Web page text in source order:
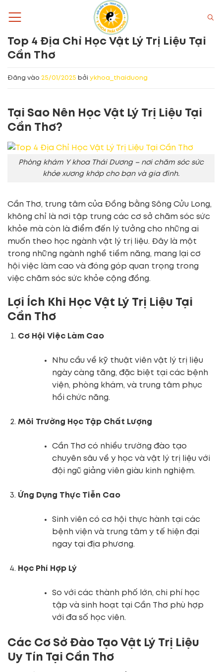
qua
dung
Top 4 Địa Chỉ Học Vật Lý Trị Liệu Tại
Cần Thơ
Đăng vào 25/01/2025 bởi ykhoa_thaiduong
Tại Sao Nên Học Vật Lý Trị Liệu Tại
Cần Thơ?
Phòng khám Y khoa Thái Dương – nơi chăm sóc sức
khỏe xương khớp cho bạn và gia đình.
Cần Thơ, trung tâm của Đồng bằng Sông Cửu Long,
không chỉ là nơi tập trung các cơ sở chăm sóc sức
khỏe mà còn là điểm đến lý tưởng cho những ai
muốn theo học ngành vật lý trị liệu. Đây là một
trong những ngành nghề tiềm năng, mang lại cơ
hội việc làm cao và đóng góp quan trọng trong
việc chăm sóc sức khỏe cộng đồng.
Lợi Ích Khi Học Vật Lý Trị Liệu Tại
Cần Thơ
Cơ Hội Việc Làm Cao
Nhu cầu về kỹ thuật viên vật lý trị liệu
ngày càng tăng, đặc biệt tại các bệnh
viện, phòng khám, và trung tâm phục
hồi chức năng.
Môi Trường Học Tập Chất Lượng
Cần Thơ có nhiều trường đào tạo
chuyên sâu về y học và vật lý trị liệu với
đội ngũ giảng viên giàu kinh nghiệm.
Ứng Dụng Thực Tiễn Cao
Sinh viên có cơ hội thực hành tại các
bệnh viện và trung tâm y tế hiện đại
ngay tại địa phương.
Học Phí Hợp Lý
So với các thành phố lớn, chi phí học
tập và sinh hoạt tại Cần Thơ phù hợp
với đa số học viên.
Các Cơ Sở Đào Tạo Vật Lý Trị Liệu
Uy Tín Tại Cần Thơ